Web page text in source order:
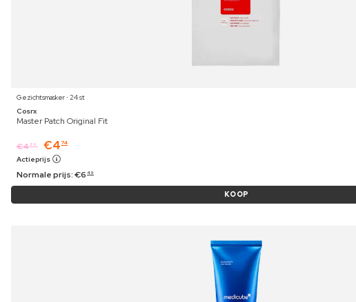
Gezichtsmasker ⋅ 24 st
Cosrx
Master Patch Original Fit
€4 89 €4 74
Actieprijs
Normale prijs:€6 49
KOOP